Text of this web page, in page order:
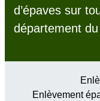
d’épaves sur
département
Enlèvement